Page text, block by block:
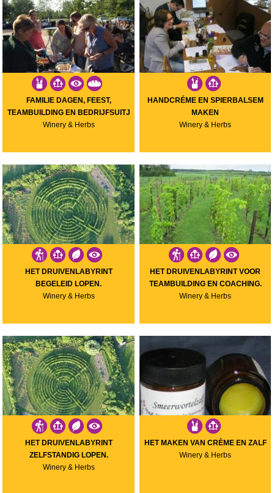
FAMILIE DAGEN, FEEST,
TEAMBUILDING EN BEDRIJFSUITJ
Winery & Herbs
HANDCRÉME EN SPIERBALSEM
MAKEN
Winery & Herbs
HET DRUIVENLABYRINT
BEGELEID LOPEN.
Winery & Herbs
HET DRUIVENLABYRINT VOOR
TEAMBUILDING EN COACHING.
Winery & Herbs
HET DRUIVENLABYRINT
ZELFSTANDIG LOPEN.
Winery & Herbs
HET MAKEN VAN CRÈME EN ZALF
Winery & Herbs